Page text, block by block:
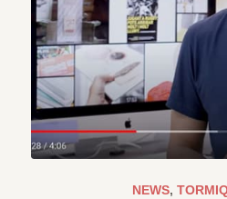
NEWS,